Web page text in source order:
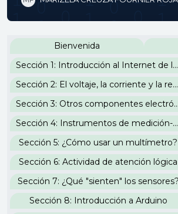
Perfilado de
Bienvenida
Sección 1: Introducción al Internet de las Cosas
Sección 2: El voltaje, la corriente y la resistencia
Sección 3: Otros componentes electrónicos
Sección 4: Instrumentos de medición-corrientes análogas y digitales
Sección 5: ¿Cómo usar un multímetro?
Sección 6: Actividad de atención lógica
Sección 7: ¿Qué "sienten" los sensores?
Sección 8: Introducción a Arduino